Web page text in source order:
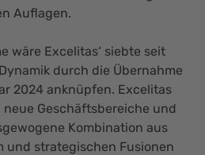
Auflagen.
wäre Excelitas‘ siebte seit
durch die Übernahme
2024 anknüpfen. Excelitas
Geschäftsbereiche und
Kombination aus
und strategischen Fusionen